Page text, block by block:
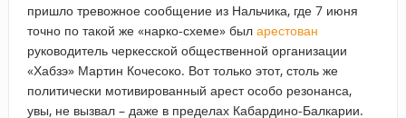
пришло тревожное сообщение из Нальчика, где 7 июня
точно по такой же «нарко-схеме» был арестован
руководитель черкесской общественной организации
«Хабзэ» Мартин Кочесоко. Вот только этот, столь же
политически мотивированный арест особо резонанса,
увы, не вызвал – даже в пределах Кабардино-Балкарии.